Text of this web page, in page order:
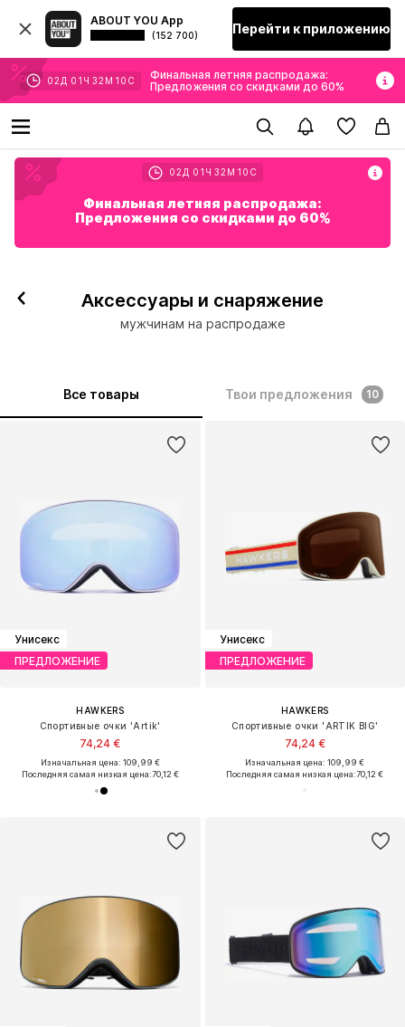
ABOUT YOU App
(152 700) Перейти к приложению
02 Д 01 Ч 32 М 09 С
Финальная летняя распродажа:
Предложения со скидками до 60%
02 Д 01 Ч 32 М 09 С
Финальная летняя распродажа:
Предложения со скидками до 60%
Аксессуары и снаряжение
мужчинам на распродаже
Все товары Твои предложения 10
Унисекс
ПРЕДЛОЖЕНИЕ
HAWKERS
Спортивные очки 'Artik'
74,24 €
Изначальная цена: 109,99 €
Последняя самая низкая цена:70,12 €
Унисекс
ПРЕДЛОЖЕНИЕ
HAWKERS
Спортивные очки 'ARTIK BIG'
74,24 €
Изначальная цена: 109,99 €
Последняя самая низкая цена:70,12 €